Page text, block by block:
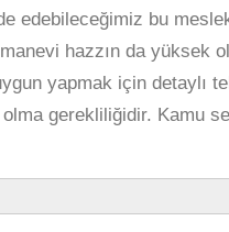
edebileceğimiz bu
hazzın da yüksek
yapmak için detaylı
gerekliliğidir. Kamu